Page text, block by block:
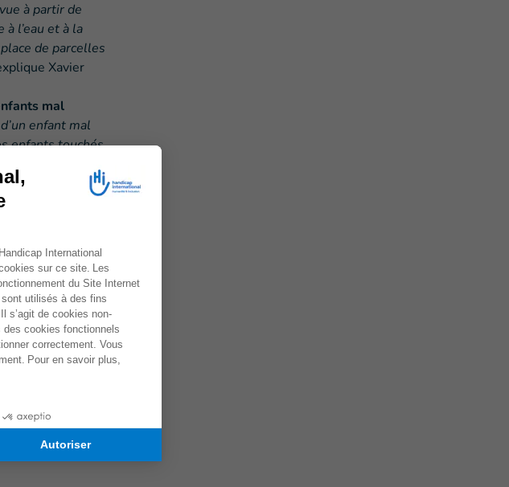
à partir de
l’eau et à la
de parcelles
Xavier
mal
enfant mal
enfants touchés
la dénutrition.
Handicap
(personnes
les
de nourriture
si ces
déjà présentes.